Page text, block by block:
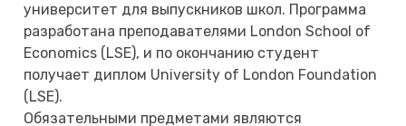
университет для выпускников школ. Программа
разработана преподавателями London School of
Economics (LSE), и по окончанию студент
получает диплом University of London Foundation
(LSE).
Обязательными предметами являются